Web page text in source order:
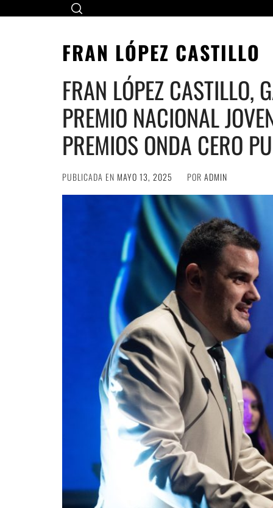
FRAN LÓPEZ CASTILLO
FRAN LÓPEZ CASTILLO,
PREMIO NACIONAL
PREMIOS ONDA CERO
PUBLICADA EN MAYO 13, 2025 POR ADMIN